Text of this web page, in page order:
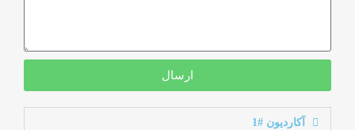
ارسال
آکاردیون #1